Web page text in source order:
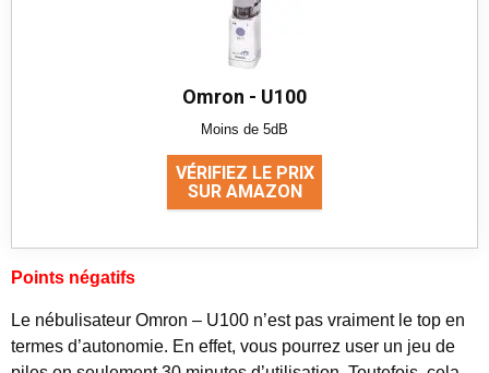
Omron - U100
Moins de 5dB
VÉRIFIEZ LE PRIX
SUR AMAZON
Points négatifs
Le nébulisateur Omron – U100 n’est pas vraiment le top en
termes d’autonomie. En effet, vous pourrez user un jeu de